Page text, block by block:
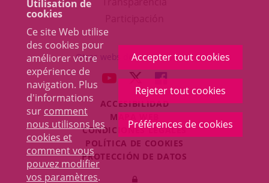
Utilisation de
cookies
Ce site Web utilise
des cookies pour
améliorer votre
expérience de
navigation. Plus
d'informations
sur comment
nous utilisons les
cookies et
comment vous
pouvez modifier
vos paramètres.
Accepter tout cookies
Rejeter tout cookies
Préférences de cookies
una
ventana
nueva.
externa.
Otras webs del ayuntamiento
ENLACE
UNA
APLICACIÓN
EXTERNA.
ENLACE
A
UNA
APLICACIÓN
EXTERNA.
ENLACE
A
UNA
APLICACIÓN
EXTERNA.
ACCESIBILIDAD
MAPA WEB
CONDICIONES LEGALES
POLÍTICA DE COOKIES
PROTECCIÓN DE DATOS
Iniciar